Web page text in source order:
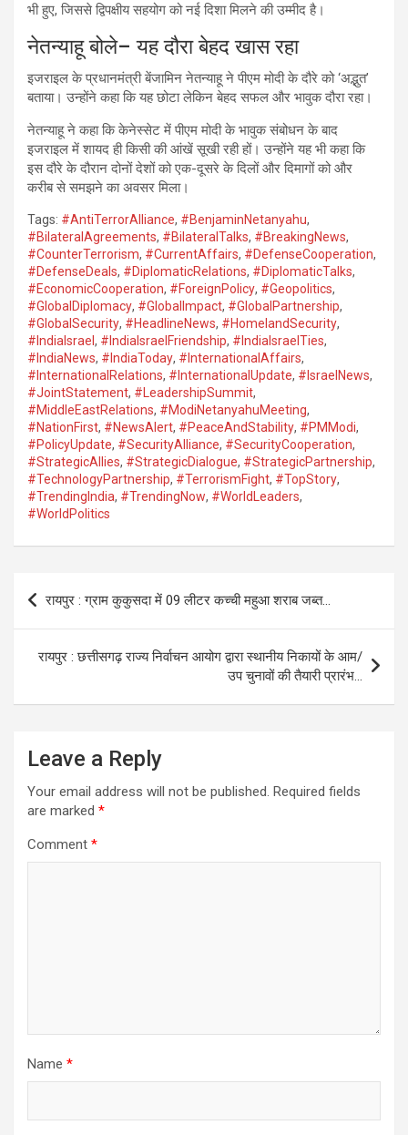
भी हुए, जिससे द्विपक्षीय सहयोग को नई दिशा मिलने की उम्मीद है।
नेतन्याहू बोले– यह दौरा बेहद खास रहा
इजराइल के प्रधानमंत्री बेंजामिन नेतन्याहू ने पीएम मोदी के दौरे को ‘अद्भुत’
बताया। उन्होंने कहा कि यह छोटा लेकिन बेहद सफल और भावुक दौरा रहा।
नेतन्याहू ने कहा कि केनेस्सेट में पीएम मोदी के भावुक संबोधन के बाद
इजराइल में शायद ही किसी की आंखें सूखी रही हों। उन्होंने यह भी कहा कि
इस दौरे के दौरान दोनों देशों को एक-दूसरे के दिलों और दिमागों को और
करीब से समझने का अवसर मिला।
Tags: #AntiTerrorAlliance, #BenjaminNetanyahu,
#BilateralAgreements, #BilateralTalks, #BreakingNews,
#CounterTerrorism, #CurrentAffairs, #DefenseCooperation,
#DefenseDeals, #DiplomaticRelations, #DiplomaticTalks,
#EconomicCooperation, #ForeignPolicy, #Geopolitics,
#GlobalDiplomacy, #GlobalImpact, #GlobalPartnership,
#GlobalSecurity, #HeadlineNews, #HomelandSecurity,
#IndiaIsrael , #IndiaIsraelFriendship, #IndiaIsraelTies,
#IndiaNews, #IndiaToday, #InternationalAffairs,
#InternationalRelations, #InternationalUpdate, #IsraelNews,
#JointStatement, #LeadershipSummit,
#MiddleEastRelations, #ModiNetanyahuMeeting,
#NationFirst, #NewsAlert, #PeaceAndStability, #PMModi,
#PolicyUpdate, #SecurityAlliance, #SecurityCooperation,
#StrategicAllies, #StrategicDialogue, #StrategicPartnership,
#TechnologyPartnership, #TerrorismFight, #TopStory,
#TrendingIndia, #TrendingNow, #WorldLeaders,
#WorldPolitics
Post
navigation
रायपुर : ग्राम कुकुसदा में 09 लीटर कच्ची महुआ शराब जब्त…
रायपुर : छत्तीसगढ़ राज्य निर्वाचन आयोग द्वारा स्थानीय निकायों के आम/
उप चुनावों की तैयारी प्रारंभ…
Leave a Reply
Your email address will not be published. Required fields
are marked *
Comment *
Name *